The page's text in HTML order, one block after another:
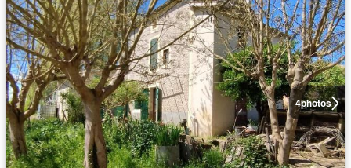
4photos